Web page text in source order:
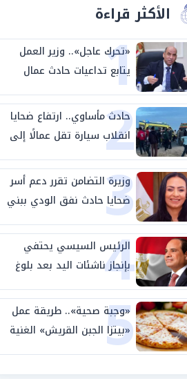
الأكثر قراءة
1
«تحرك عاجل».. وزير العمل
يتابع تداعيات حادث عمال
طريق بني سويف الصحراوي
2
حادث مأساوي.. ارتفاع ضحايا
انقلاب سيارة تقل عمالًا إلى
14 شخصًا
3
وزيرة التضامن تقرر دعم أسر
ضحايا حادث نفق الودي ببني
سويف
4
الرئيس السيسي يحتفي
بإنجاز ناشئات اليد بعد بلوغ
نصف نهائي كأس العالم
5
«وجبة صحية».. طريقة عمل
«بيتزا الجبن القريش» الغنية
بالبروتين